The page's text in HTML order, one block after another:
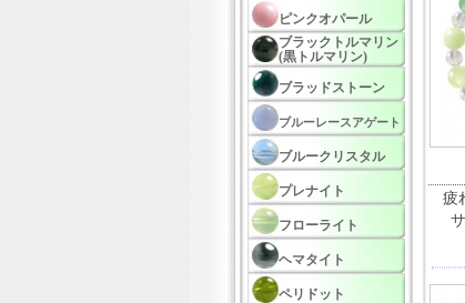
ピンクオパール
ブラックトルマリン
(黒トルマリン)
ブラッドストーン
ブルーレースアゲート
ブルークリスタル
プレナイト
フローライト
ヘマタイト
ペリドット
疲